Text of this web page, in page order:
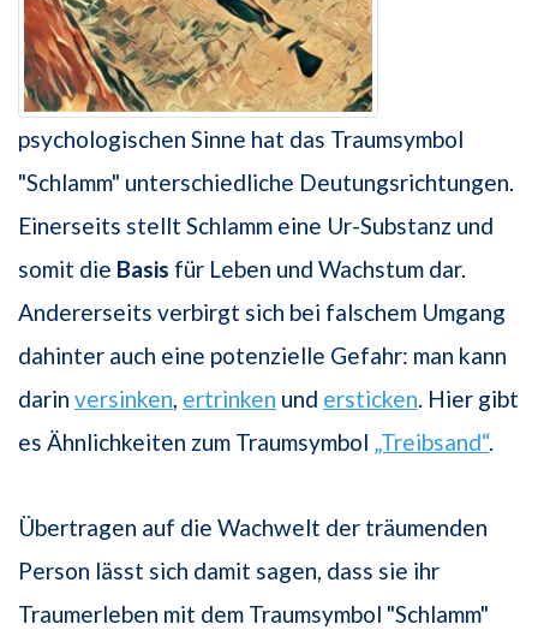
psychologischen Sinne hat das Traumsymbol
"Schlamm" unterschiedliche Deutungsrichtungen.
Einerseits stellt Schlamm eine Ur-Substanz und
somit die Basis für Leben und Wachstum dar.
Andererseits verbirgt sich bei falschem Umgang
dahinter auch eine potenzielle Gefahr: man kann
darin versinken, ertrinken und ersticken. Hier gibt
es Ähnlichkeiten zum Traumsymbol „Treibsand“.
Übertragen auf die Wachwelt der träumenden
Person lässt sich damit sagen, dass sie ihr
Traumerleben mit dem Traumsymbol "Schlamm"